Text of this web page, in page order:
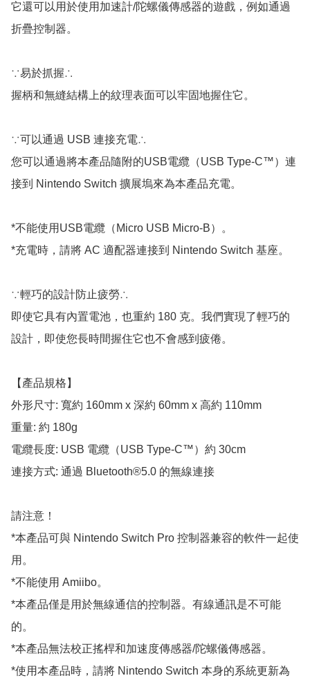
它還可以用於使用加速計/陀螺儀傳感器的遊戲，例如通過
折疊控制器。
∵易於抓握∴
握柄和無縫結構上的紋理表面可以牢固地握住它。
∵可以通過 USB 連接充電∴
您可以通過將本產品隨附的USB電纜（USB Type-C™）連
接到 Nintendo Switch 擴展塢來為本產品充電。
*不能使用USB電纜（Micro USB Micro-B）。
*充電時，請將 AC 適配器連接到 Nintendo Switch 基座。
∵輕巧的設計防止疲勞∴
即使它具有內置電池，也重約 180 克。我們實現了輕巧的
設計，即使您長時間握住它也不會感到疲倦。
【產品規格】
外形尺寸: 寬約 160mm x 深約 60mm x 高約 110mm
重量: 約 180g
電纜長度: USB 電纜（USB Type-C™）約 30cm
連接方式: 通過 Bluetooth®5.0 的無線連接
請注意！
*本產品可與 Nintendo Switch Pro 控制器兼容的軟件一起使
用。
*不能使用 Amiibo。
*本產品僅是用於無線通信的控制器。有線通訊是不可能
的。
*本產品無法校正搖桿和加速度傳感器/陀螺儀傳感器。
*使用本產品時，請將 Nintendo Switch 本身的系統更新為